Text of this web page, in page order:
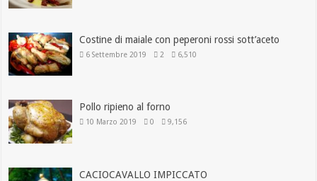
Costine di maiale con peperoni rossi sott’aceto
6 Settembre 2019 2 6,510
Pollo ripieno al forno
10 Marzo 2019 0 9,156
CACIOCAVALLO IMPICCATO